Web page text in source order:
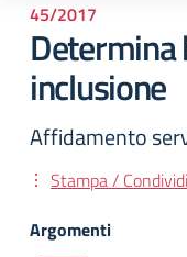
45/2017
Determina
inclusione
Affidamento
Stampa / Condividi
Argomenti